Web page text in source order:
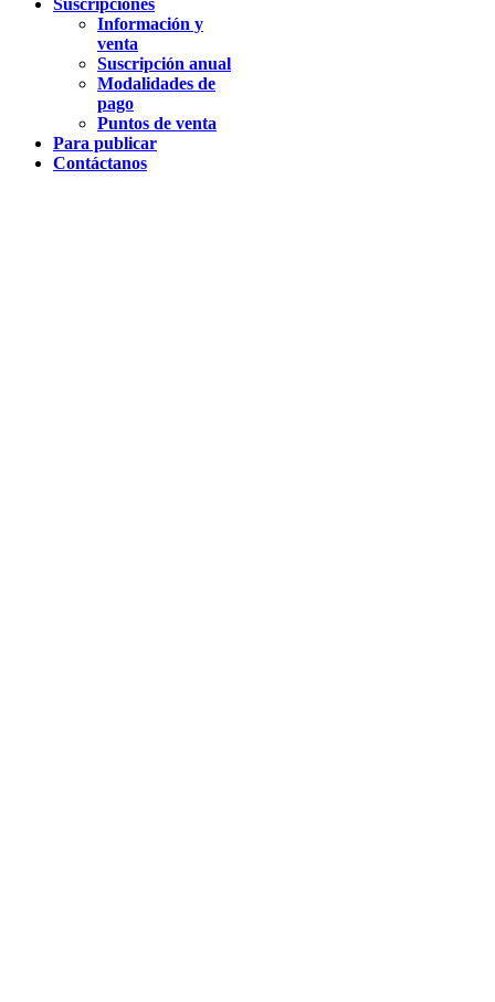
Información y
venta
Suscripción anual
Modalidades de
pago
Puntos de venta
Para publicar
Contáctanos